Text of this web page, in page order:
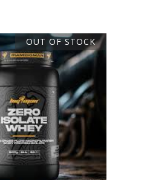
OUT OF STOCK
LEER MÁS